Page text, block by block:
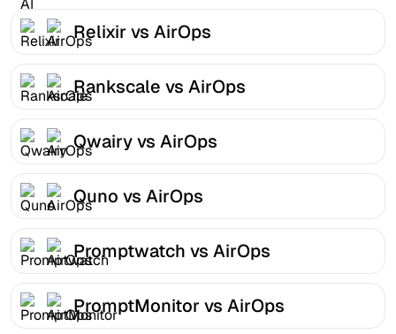
Relixir vs AirOps
Rankscale vs AirOps
Qwairy vs AirOps
Quno vs AirOps
Promptwatch vs AirOps
PromptMonitor vs AirOps